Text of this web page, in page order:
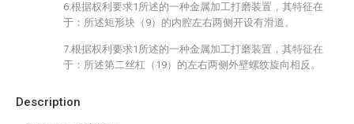
Description
6.根据权利要求1所述的一种金属加工打磨装置，其特征在
于：所述矩形块（9）的内腔左右两侧开设有滑道。
7.根据权利要求1所述的一种金属加工打磨装置，其特征在
于：所述第二丝杠（19）的左右两侧外壁螺纹旋向相反。